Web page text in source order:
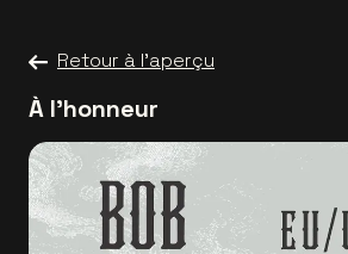
Retour à l'aperçu
À l'honneur